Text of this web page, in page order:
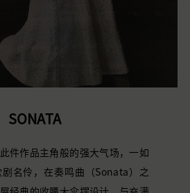
SONATA
件作品主角般的强大气场，一如
名伶，在奏鸣曲（Sonata）之